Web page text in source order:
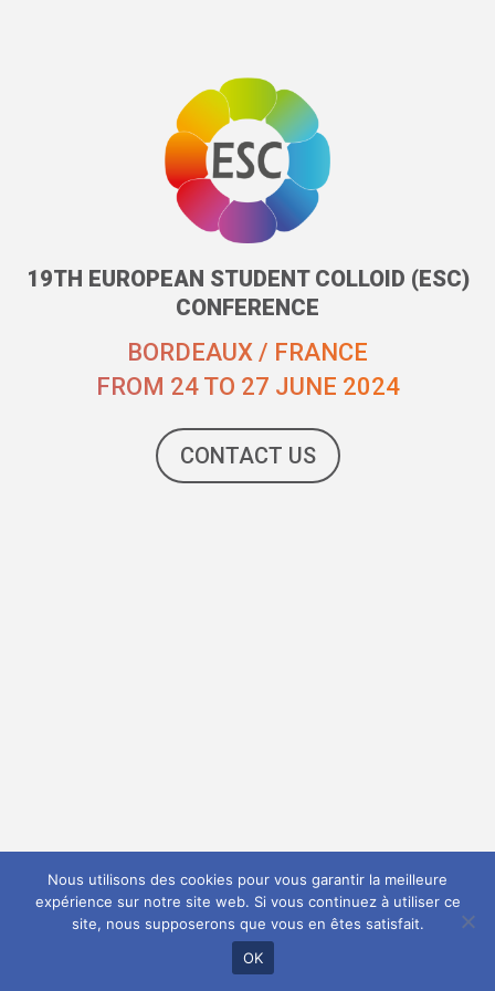
19TH EUROPEAN STUDENT COLLOID (ESC)
CONFERENCE
BORDEAUX / FRANCE
FROM 24 TO 27 JUNE 2024
CONTACT US
Nous utilisons des cookies pour vous garantir la meilleure
expérience sur notre site web. Si vous continuez à utiliser ce
site, nous supposerons que vous en êtes satisfait.
OK